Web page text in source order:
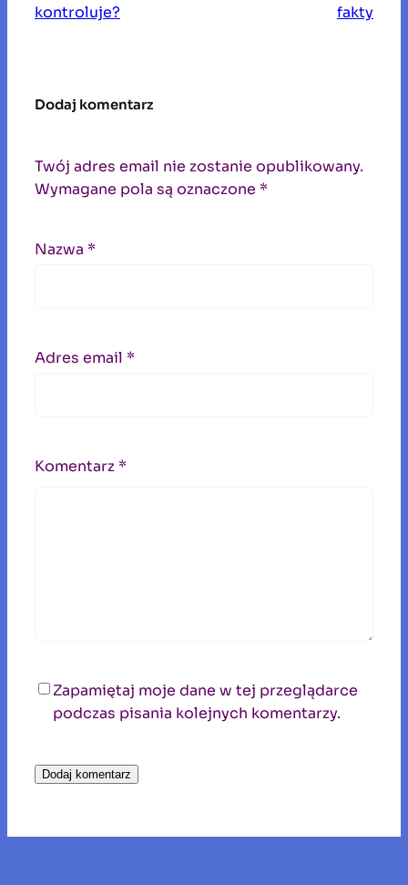
kontroluje?
fakty
Dodaj komentarz
Twój adres email nie zostanie opublikowany.
Wymagane pola są oznaczone *
Nazwa *
Adres email *
Komentarz *
Zapamiętaj moje dane w tej przeglądarce
podczas pisania kolejnych komentarzy.